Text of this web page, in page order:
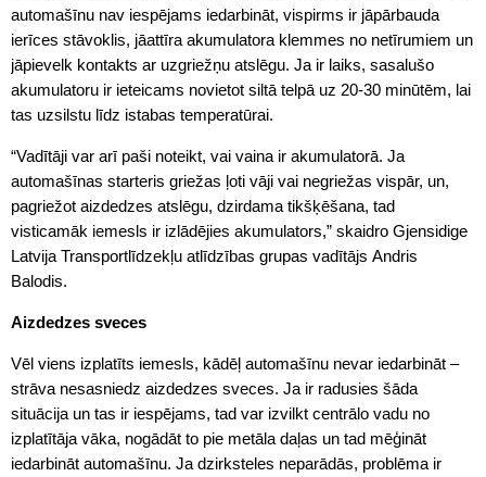
automašīnu nav iespējams iedarbināt, vispirms ir jāpārbauda
ierīces stāvoklis, jāattīra akumulatora klemmes no netīrumiem un
jāpievelk kontakts ar uzgriežņu atslēgu. Ja ir laiks, sasalušo
akumulatoru ir ieteicams novietot siltā telpā uz 20-30 minūtēm, lai
tas uzsilstu līdz istabas temperatūrai.
“Vadītāji var arī paši noteikt, vai vaina ir akumulatorā. Ja
automašīnas starteris griežas ļoti vāji vai negriežas vispār, un,
pagriežot aizdedzes atslēgu, dzirdama tikšķēšana, tad
visticamāk iemesls ir izlādējies akumulators,” skaidro Gjensidige
Latvija Transportlīdzekļu atlīdzības grupas vadītājs Andris
Balodis.
Aizdedzes sveces
Vēl viens izplatīts iemesls, kādēļ automašīnu nevar iedarbināt –
strāva nesasniedz aizdedzes sveces. Ja ir radusies šāda
situācija un tas ir iespējams, tad var izvilkt centrālo vadu no
izplatītāja vāka, nogādāt to pie metāla daļas un tad mēģināt
iedarbināt automašīnu. Ja dzirksteles neparādās, problēma ir